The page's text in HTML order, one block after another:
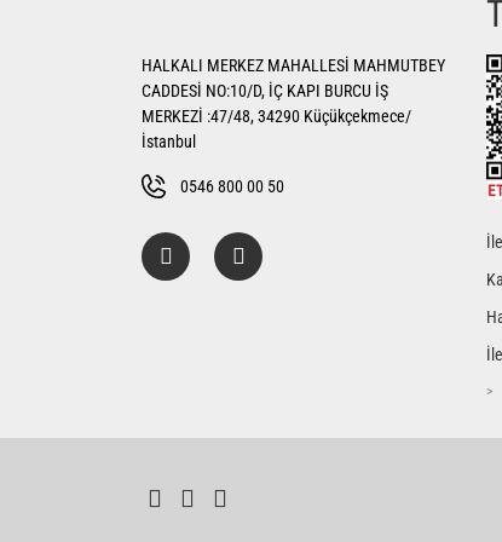
Ürün bilgilerinde hatalar bulunuyor.
Ürün fiyatı diğer sitelerden daha pahalı.
HALKALI MERKEZ MAHALLESİ MAHMUTBEY
CADDESİ NO:10/D, İÇ KAPI BURCU İŞ
MERKEZİ :47/48, 34290 Küçükçekmece/
İstanbul
0546 800 00 50
>